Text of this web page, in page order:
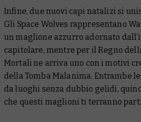
Infine, due nuovi capi natalizi si
Gli Space Wolves rappresentano
un maglione azzurro adornato
capitolare, mentre per il Regno
Mortali ne arriva uno con i motivi
della Tomba Malanima. Entrambe
da luoghi senza dubbio gelidi,
che questi maglioni ti terranno